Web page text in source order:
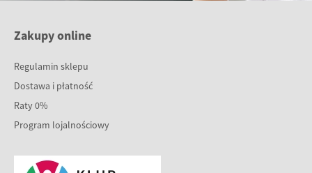
Zakupy online
Regulamin sklepu
Dostawa i płatność
Raty 0%
Program lojalnościowy